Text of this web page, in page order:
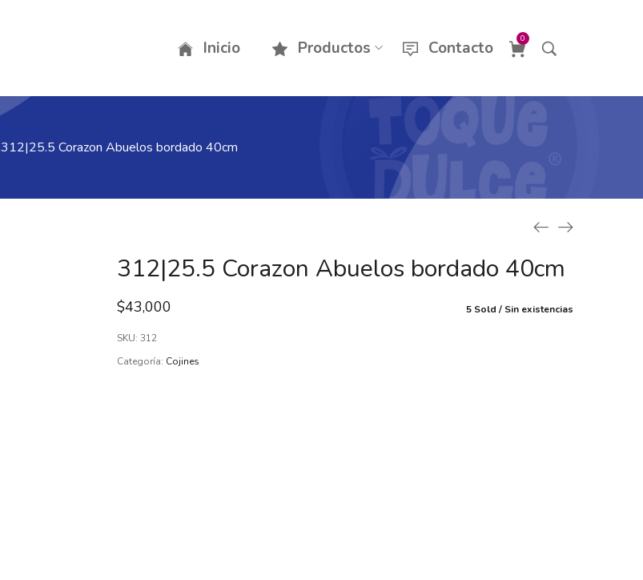
Inicio Productos Contacto 0
312|25.5 Corazon Abuelos bordado 40cm
312|25.5 Corazon Abuelos bordado 40cm
5 Sold Sin existencias
$43,000
SKU: 312
Categoría: Cojines